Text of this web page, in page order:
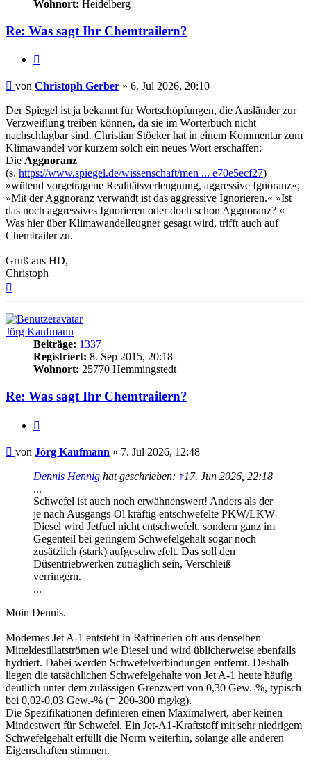
Wohnort: Heidelberg
Re: Was sagt Ihr Chemtrailern?
Beitrag
von Christoph Gerber » 6. Jul 2026, 20:10
Der Spiegel ist ja bekannt für Wortschöpfungen, die Ausländer zur
Verzweiflung treiben können, da sie im Wörterbuch nicht
nachschlagbar sind. Christian Stöcker hat in einem Kommentar zum
Klimawandel vor kurzem solch ein neues Wort erschaffen:
Die Aggnoranz
(s. https://www.spiegel.de/wissenschaft/men ... e70e5ecf27)
»wütend vorgetragene Realitätsverleugnung, aggressive Ignoranz«;
»Mit der Aggnoranz verwandt ist das aggressive Ignorieren.« »Ist
das noch aggressives Ignorieren oder doch schon Aggnoranz? «
Was hier über Klimawandelleugner gesagt wird, trifft auch auf
Chemtrailer zu.
Gruß aus HD,
Christoph
Jörg Kaufmann
Beiträge: 1337
Registriert: 8. Sep 2015, 20:18
Wohnort: 25770 Hemmingstedt
Re: Was sagt Ihr Chemtrailern?
Beitrag
von Jörg Kaufmann » 7. Jul 2026, 12:48
Dennis Hennig hat geschrieben: ↑ 17. Jun 2026, 22:18
...
Schwefel ist auch noch erwähnenswert! Anders als der
je nach Ausgangs-Öl kräftig entschwefelte PKW/LKW-
Diesel wird Jetfuel nicht entschwefelt, sondern ganz im
Gegenteil bei geringem Schwefelgehalt sogar noch
zusätzlich (stark) aufgeschwefelt. Das soll den
Düsentriebwerken zuträglich sein, Verschleiß
verringern.
...
Moin Dennis.
Modernes Jet A‑1 entsteht in Raffinerien oft aus denselben
Mitteldestillatströmen wie Diesel und wird üblicherweise ebenfalls
hydriert. Dabei werden Schwefelverbindungen entfernt. Deshalb
liegen die tatsächlichen Schwefelgehalte von Jet A‑1 heute häufig
deutlich unter dem zulässigen Grenzwert von 0,30 Gew.-%, typisch
bei 0,02-0,03 Gew.-% (= 200-300 mg/kg).
Die Spezifikationen definieren einen Maximalwert, aber keinen
Mindestwert für Schwefel. Ein Jet-A1-Kraftstoff mit sehr niedrigem
Schwefelgehalt erfüllt die Norm weiterhin, solange alle anderen
Eigenschaften stimmen.